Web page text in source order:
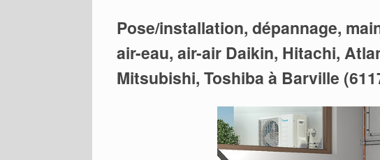
Pose/installation, dépannage,
air-eau, air-air Daikin, Hitachi,
Mitsubishi, Toshiba à Barville